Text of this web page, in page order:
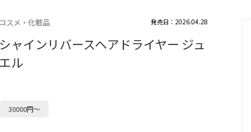
コスメ・化粧品 発売日：2026.04.28
シャインリバースヘアドライヤー ジュ
エル
30000円～